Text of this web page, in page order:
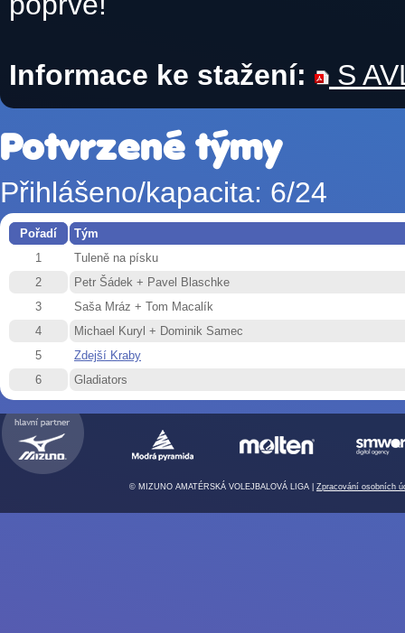
Informace ke stažení: S
Potvrzené týmy
Přihlášeno/kapacita: 6/24
Pořadí
Tým
1
Tuleně na písku
2
Petr Šádek + Pavel Blaschke
3
Saša Mráz + Tom Macalík
4
Michael Kuryl + Dominik Samec
5
Zdejší Kraby
6
Gladiators
© MIZUNO AMATÉRSKÁ VOLEJBALOVÁ LIGA | Zpracování osobních